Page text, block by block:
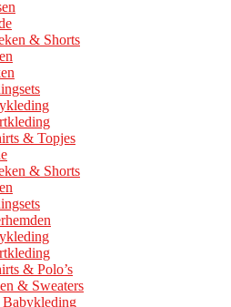
& Shorts
& Topjes
& Shorts
& Polo’s
& Sweaters